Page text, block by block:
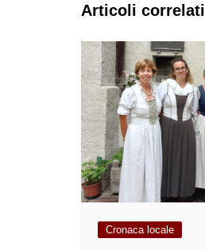
Articoli correlati
Cronaca locale